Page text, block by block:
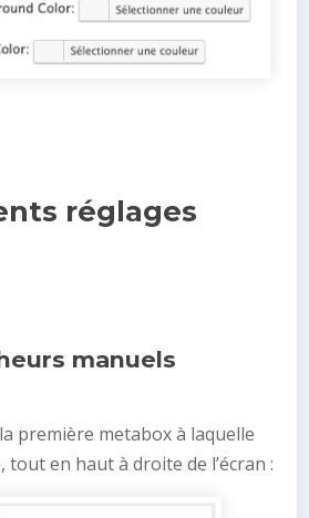
réglages
manuels
première metabox à laquelle
tout en haut à droite de l’écran :